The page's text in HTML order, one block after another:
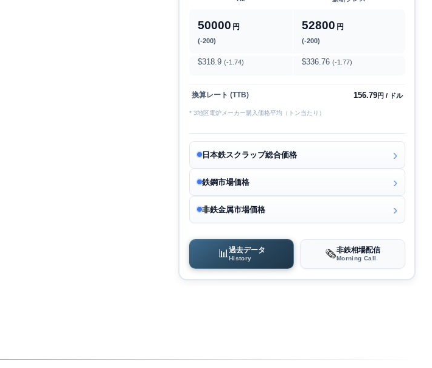
50000 円
(-200)
52800 円
(-200)
$318.9 (-1.74) $336.76 (-1.77)
換算レート (TTB) 156.79円 / ドル
* 3地区電炉メーカー購入価格平均（トン当たり）
日本鉄スクラップ総合価格
鉄鋼市場価格
非鉄金属市場価格
📊 過去データ
History 🗞️非鉄相場配信
Morning Call